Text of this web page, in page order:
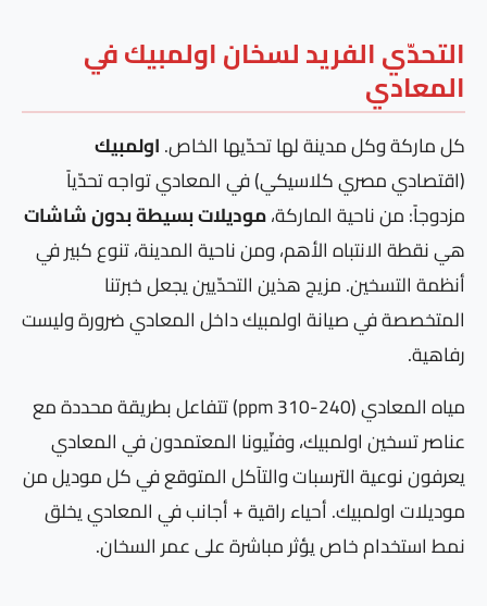
التحدّي الفريد لسخان اولمبيك في
المعادي
كل ماركة وكل مدينة لها تحدّيها الخاص.اولمبيك
(اقتصادي مصري كلاسيكي) في المعادي تواجه تحدّياً
مزدوجاً: من ناحية الماركة،موديلات بسيطة بدون شاشات
هي نقطة الانتباه الأهم، ومن ناحية المدينة، تنوع كبير في
أنظمة التسخين. مزيج هذين التحدّيين يجعل خبرتنا
المتخصصة في صيانة اولمبيك داخل المعادي ضرورة وليست
رفاهية.
مياه المعادي (240-310 ppm) تتفاعل بطريقة محددة مع
عناصر تسخين اولمبيك، وفنّيونا المعتمدون في المعادي
يعرفون نوعية الترسبات والتآكل المتوقع في كل موديل من
موديلات اولمبيك. أحياء راقية + أجانب في المعادي يخلق
نمط استخدام خاص يؤثر مباشرة على عمر السخان.